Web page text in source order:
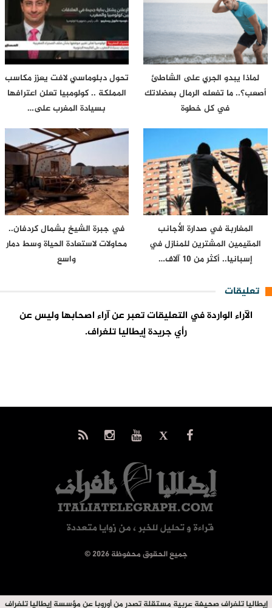
لماذا يبدو الجري على الشاطئ
أصعب؟.. ما تفعله الرمال بعضلاتك
في كل خطوة
تحول دبلوماسي لافت يعزز مكاسب
المملكة .. كولومبيا تعلن اعترافها
بسيادة المغرب على…
المغاربة في صدارة الأجانب
المقيمين المشترين للمنازل في
إسبانيا.. أكثر من 10 آلاف…
في جبرة الشيخ بشمال كردفان..
محاولات لاستعادة الحياة وسط دمار
واسع
تعليقات
الآراء الواردة في التعليقات تعبر عن آراء اصحابها وليس عن
رأي جريدة إيطاليا تلغراف.
© جميع الحقوق محفوظة 2026
إيطاليا تلغراف صحيفة عربية مستقلة تصدر من أوروبا عن مؤسسة إيطاليا تلغراف